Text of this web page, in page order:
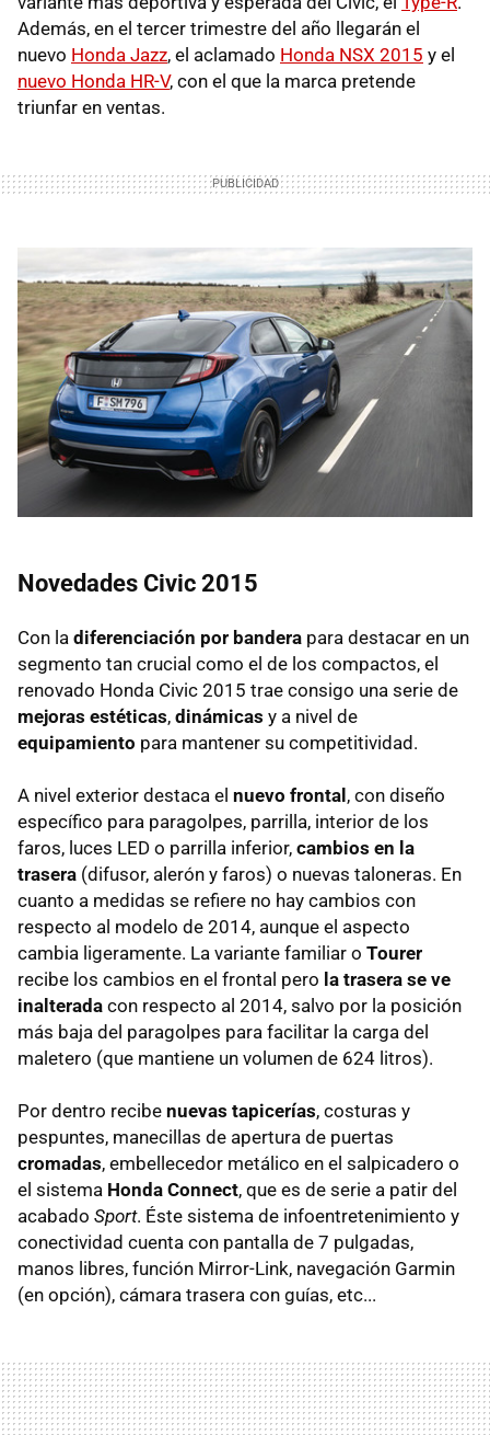
Además, en el tercer trimestre del año llegarán el
nuevo Honda Jazz, el aclamado Honda NSX 2015 y el
nuevo Honda HR-V, con el que la marca pretende
triunfar en ventas.
Novedades Civic 2015
Con la diferenciación por bandera para destacar en un
segmento tan crucial como el de los compactos, el
renovado Honda Civic 2015 trae consigo una serie de
mejoras estéticas, dinámicas y a nivel de
equipamiento para mantener su competitividad.
A nivel exterior destaca el nuevo frontal, con diseño
específico para paragolpes, parrilla, interior de los
faros, luces LED o parrilla inferior, cambios en la
trasera (difusor, alerón y faros) o nuevas taloneras. En
cuanto a medidas se refiere no hay cambios con
respecto al modelo de 2014, aunque el aspecto
cambia ligeramente. La variante familiar o Tourer
recibe los cambios en el frontal pero la trasera se ve
inalterada con respecto al 2014, salvo por la posición
más baja del paragolpes para facilitar la carga del
maletero (que mantiene un volumen de 624 litros).
Por dentro recibe nuevas tapicerías, costuras y
pespuntes, manecillas de apertura de puertas
cromadas, embellecedor metálico en el salpicadero o
el sistema Honda Connect, que es de serie a patir del
acabado Sport. Éste sistema de infoentretenimiento y
conectividad cuenta con pantalla de 7 pulgadas,
manos libres, función Mirror-Link, navegación Garmin
(en opción), cámara trasera con guías, etc...